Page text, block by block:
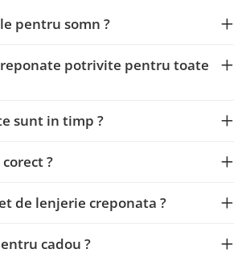
pentru somn ?
potrivite pentru toate
sunt in timp ?
?
de lenjerie creponata ?
cadou ?